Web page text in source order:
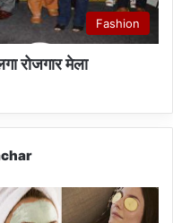
Fashion
रोजगार मेला